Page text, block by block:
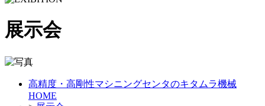
展示会
高精度・高剛性マシニングセンタのキタムラ機械
HOME